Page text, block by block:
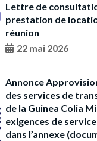
Lettre de
prestation de
réunion
22 mai 2026
Annonce
des services de
de la Guinea Colia
exigences de
dans l’annexe